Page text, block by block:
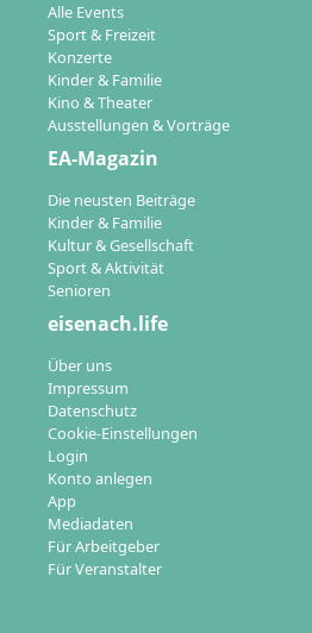
Alle Events
Sport & Freizeit
Konzerte
Kinder & Familie
Kino & Theater
Ausstellungen & Vorträge
EA-Magazin
Die neusten Beiträge
Kinder & Familie
Kultur & Gesellschaft
Sport & Aktivität
Senioren
eisenach.life
Über uns
Impressum
Datenschutz
Cookie-Einstellungen
Login
Konto anlegen
App
Mediadaten
Für Arbeitgeber
Für Veranstalter